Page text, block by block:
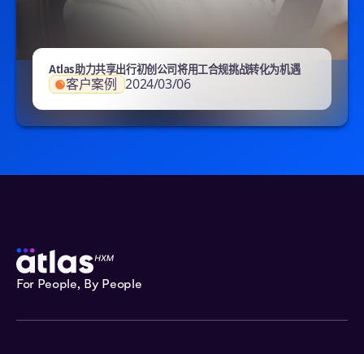
Atlas助力共享出行初创公司将用工合规挑战转化为机遇
客户案例 2024/03/06
For People, By People